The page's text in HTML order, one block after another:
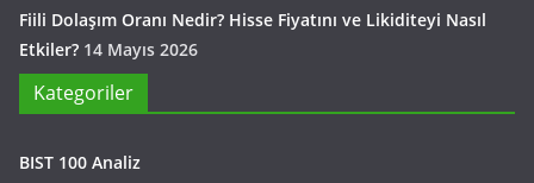
Fiili Dolaşım Oranı Nedir? Hisse Fiyatını ve Likiditeyi Nasıl
Etkiler? 14 Mayıs 2026
Kategoriler
BIST 100 Analiz